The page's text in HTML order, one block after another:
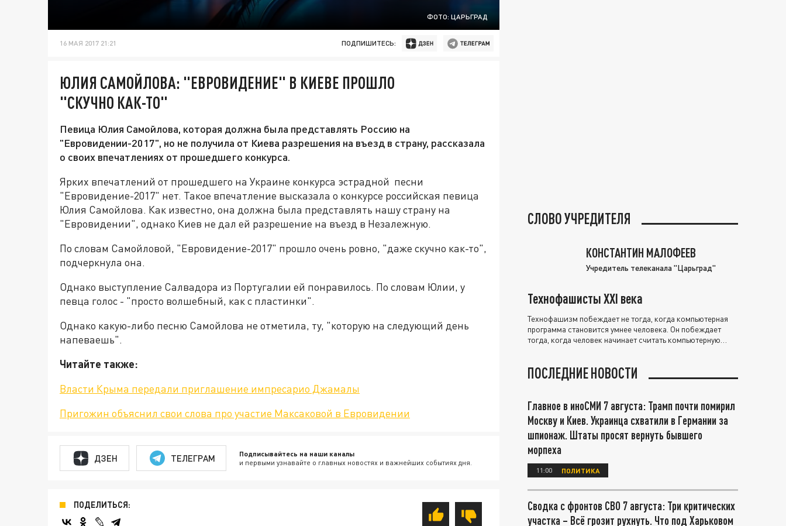
ФОТО: ЦАРЬГРАД
16 МАЯ 2017 21:21 ПОДПИШИТЕСЬ:
ЮЛИЯ САМОЙЛОВА: "ЕВРОВИДЕНИЕ" В КИЕВЕ ПРОШЛО
"СКУЧНО КАК-ТО"
Певица Юлия Самойлова, которая должна была представлять Россию на
"Евровидении-2017", но не получила от Киева разрешения на въезд в страну, рассказала
о своих впечатлениях от прошедшего конкурса.
Ярких впечатлений от прошедшего на Украине конкурса эстрадной песни
"Евровидение-2017" нет. Такое впечатление высказала о конкурсе российская певица
Юлия Самойлова. Как известно, она должна была представлять нашу страну на
"Евровидении", однако Киев не дал ей разрешение на въезд в Незалежную.
По словам Самойловой, "Евровидение-2017" прошло очень ровно, "даже скучно как-то",
подчеркнула она.
Однако выступление Салвадора из Португалии ей понравилось. По словам Юлии, у
певца голос - "просто волшебный, как с пластинки".
Однако какую-либо песню Самойлова не отметила, ту, "которую на следующий день
напеваешь".
Читайте также:
Власти Крыма передали приглашение импресарио Джамалы
Пригожин объяснил свои слова про участие Максаковой в Евровидении
ДЗЕН ТЕЛЕГРАМ Подписывайтесь на наши каналы
и первыми узнавайте о главных новостях и важнейших событиях дня.
ПОДЕЛИТЬСЯ:
СЛОВО УЧРЕДИТЕЛЯ
КОНСТАНТИН МАЛОФЕЕВ
Учредитель телеканала "Царьград"
Технофашисты XXI века
Технофашизм побеждает не тогда, когда компьютерная
программа становится умнее человека. Он побеждает
тогда, когда человек начинает считать компьютерную
ПОСЛЕДНИЕ НОВОСТИ
Главное в иноСМИ 7 августа: Трамп почти помирил
Москву и Киев. Украинца схватили в Германии за
шпионаж. Штаты просят вернуть бывшего
морпеха
11:00 ПОЛИТИКА
Сводка с фронтов СВО 7 августа: Три критических
участка – Всё грозит рухнуть. Что под Харьковом